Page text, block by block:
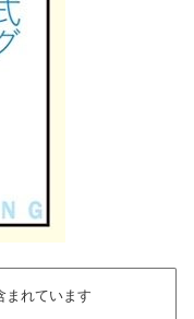
まれています